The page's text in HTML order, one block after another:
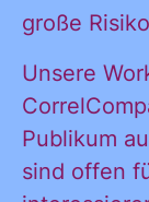
große
Unsere
Publikum
sind offen
des CDL
in mein